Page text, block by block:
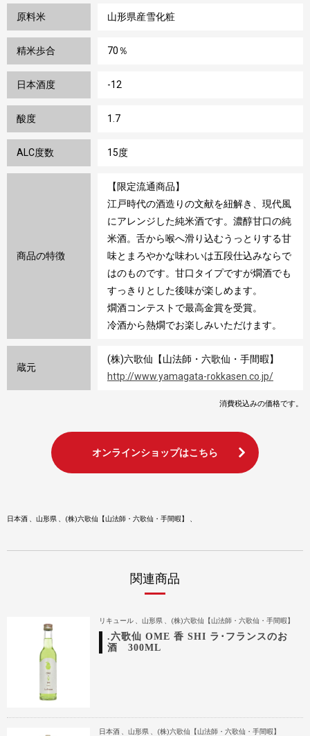
原料米 山形県産雪化粧
精米歩合 70％
日本酒度 -12
酸度 1.7
ALC度数 15度
商品の特徴
【限定流通商品】
江戸時代の酒造りの文献を紐解き、現代風
にアレンジした純米酒です。濃醇甘口の純
米酒。舌から喉へ滑り込むうっとりする甘
味とまろやかな味わいは五段仕込みならで
はのものです。甘口タイプですが燗酒でも
すっきりとした後味が楽しめます。
燗酒コンテストで最高金賞を受賞。
冷酒から熱燗でお楽しみいただけます。
蔵元
(株)六歌仙【山法師・六歌仙・手間暇】
http://www.yamagata-rokkasen.co.jp/
消費税込みの価格です。
オンラインショップはこちら
日本酒 山形県 (株)六歌仙【山法師・六歌仙・手間暇】
関連商品
リキュール 山形県 (株)六歌仙【山法師・六歌仙・手間暇】
.六歌仙 OME 香 SHI ラ･フランスのお
酒 300ML
日本酒 山形県 (株)六歌仙【山法師・六歌仙・手間暇】